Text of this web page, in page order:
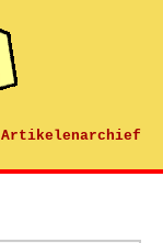
Artikelenarchief